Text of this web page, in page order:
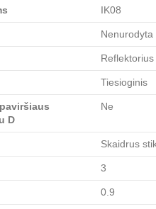
IK08
Nenurodyta
Reflektorius
Tiesioginis
D
Ne
Skaidrus
3
0.9